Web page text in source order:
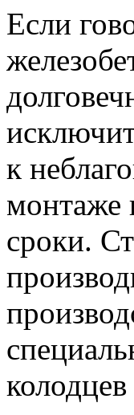
Если
к
монтаже
сроки.